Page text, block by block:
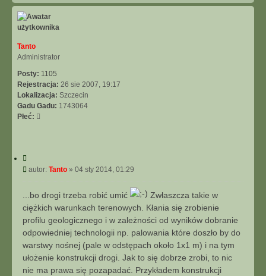
g
Tanto
Administrator
Posty: 1105
Rejestracja: 26 sie 2007, 19:17
Lokalizacja: Szczecin
Gadu Gadu: 1743064
Płeć:
y
j
Pautor: Tanto » 04 sty 2014, 01:29
...bo drogi trzeba robić umić
Zwłaszcza takie w
ciężkich warunkach terenowych. Kłania się zrobienie
profilu geologicznego i w zależności od wyników dobranie
odpowiedniej technologii np. palowania które doszło by do
warstwy nośnej (pale w odstępach około 1x1 m) i na tym
ułożenie konstrukcji drogi. Jak to się dobrze zrobi, to nic
nie ma prawa się pozapadać. Przykładem konstrukcji